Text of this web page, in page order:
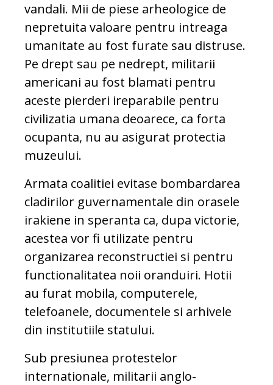
vandali. Mii de piese arheologice de
nepretuita valoare pentru intreaga
umanitate au fost furate sau distruse.
Pe drept sau pe nedrept, militarii
americani au fost blamati pentru
aceste pierderi ireparabile pentru
civilizatia umana deoarece, ca forta
ocupanta, nu au asigurat protectia
muzeului.
Armata coalitiei evitase bombardarea
cladirilor guvernamentale din orasele
irakiene in speranta ca, dupa victorie,
acestea vor fi utilizate pentru
organizarea reconstructiei si pentru
functionalitatea noii oranduiri. Hotii
au furat mobila, computerele,
telefoanele, documentele si arhivele
din institutiile statului.
Sub presiunea protestelor
internationale, militarii anglo-